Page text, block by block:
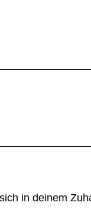
in deinem